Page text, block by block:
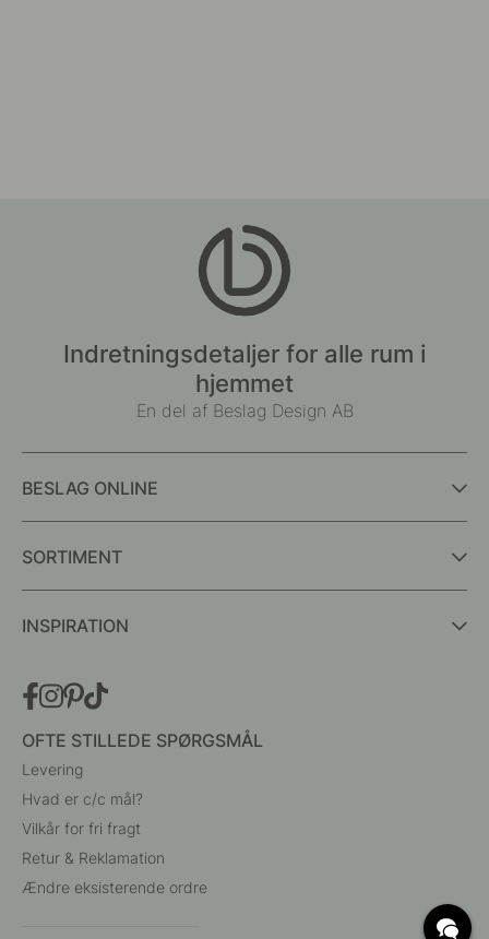
Indretningsdetaljer for alle rum i
hjemmet
En del af Beslag Design AB
BESLAG ONLINE
SORTIMENT
INSPIRATION
OFTE STILLEDE SPØRGSMÅL
Levering
Hvad er c/c mål?
Vilkår for fri fragt
Retur & Reklamation
Ændre eksisterende ordre